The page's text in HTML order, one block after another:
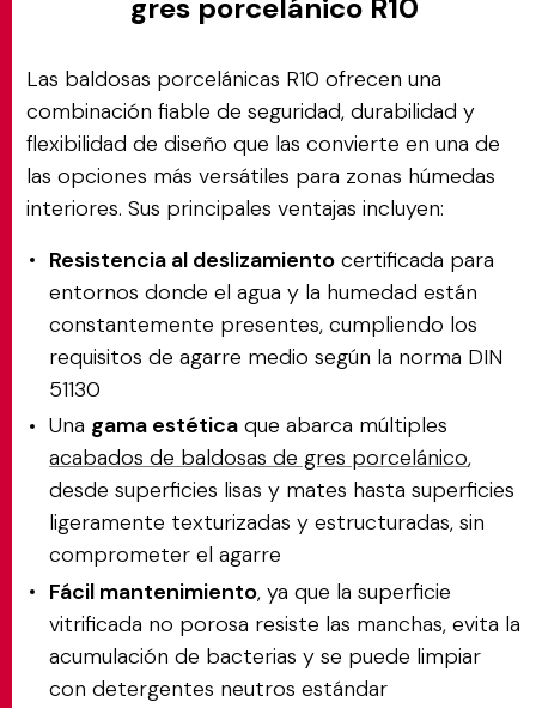
gres porcelánico R10
Las baldosas porcelánicas R10 ofrecen una
combinación fiable de seguridad, durabilidad y
flexibilidad de diseño que las convierte en una de
las opciones más versátiles para zonas húmedas
interiores. Sus principales ventajas incluyen:
Resistencia al deslizamiento certificada para
entornos donde el agua y la humedad están
constantemente presentes, cumpliendo los
requisitos de agarre medio según la norma DIN
51130
Una gama estética que abarca múltiples
acabados de baldosas de gres porcelánico,
desde superficies lisas y mates hasta superficies
ligeramente texturizadas y estructuradas, sin
comprometer el agarre
Fácil mantenimiento, ya que la superficie
vitrificada no porosa resiste las manchas, evita la
acumulación de bacterias y se puede limpiar
con detergentes neutros estándar